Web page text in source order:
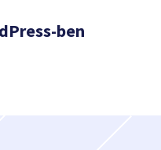
ben